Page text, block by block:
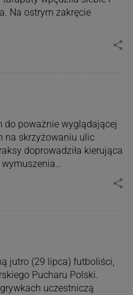
Na ostrym zakręcie
share
do poważnie wyglądającej
na skrzyżowaniu ulic
doprowadziła kierująca
wymuszenia…
share
jutro (29 lipca) futboliści,
Pucharu Polski.